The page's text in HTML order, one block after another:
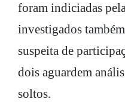
foram indiciadas
investigados
suspeita de
dois aguardem
soltos.